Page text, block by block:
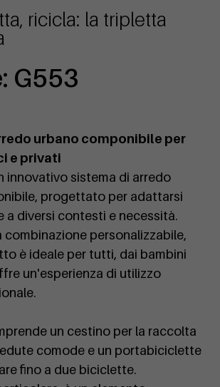
ricicla: la tripletta
G553
urbano componibile per
e privati
innovativo sistema di arredo
progettato per adattarsi
a diversi contesti e necessità.
combinazione personalizzabile,
è ideale per tutti, dai bambini
un'esperienza di utilizzo
un cestino per la raccolta
comode e un portabiciclette
fino a due biciclette.